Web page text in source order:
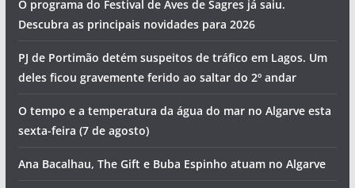
O programa do Festival de Aves de Sagres já saiu.
Descubra as principais novidades para 2026
PJ de Portimão detém suspeitos de tráfico em Lagos. Um
deles ficou gravemente ferido ao saltar do 2º andar
O tempo e a temperatura da água do mar no Algarve esta
sexta-feira (7 de agosto)
Ana Bacalhau, The Gift e Buba Espinho atuam no Algarve